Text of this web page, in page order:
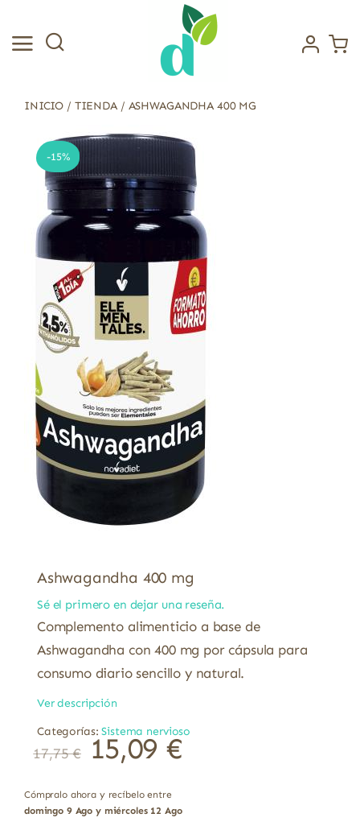
contenido
INICIO / TIENDA/ ASHWAGANDHA 400 MG
-15%
Ashwagandha 400 mg
Sé el primero en dejar una reseña.
Complemento alimenticio a base de
Ashwagandha con 400 mg por cápsula para
consumo diario sencillo y natural.
Ver descripción
Categorías:Sistema nervioso
17,75€ 15,09 €
Cómpralo ahora y recíbelo entre
domingo 9 Ago y miércoles 12 Ago